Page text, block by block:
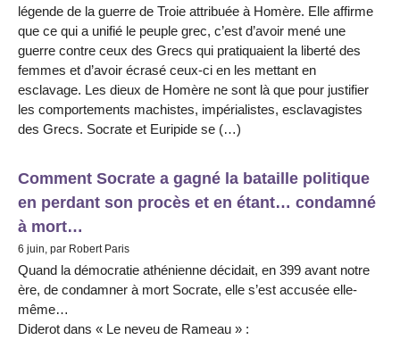
légende de la guerre de Troie attribuée à Homère. Elle affirme
que ce qui a unifié le peuple grec, c’est d’avoir mené une
guerre contre ceux des Grecs qui pratiquaient la liberté des
femmes et d’avoir écrasé ceux-ci en les mettant en
esclavage. Les dieux de Homère ne sont là que pour justifier
les comportements machistes, impérialistes, esclavagistes
des Grecs. Socrate et Euripide se (…)
Comment Socrate a gagné la bataille politique
en perdant son procès et en étant… condamné
à mort…
6 juin, par Robert Paris
Quand la démocratie athénienne décidait, en 399 avant notre
ère, de condamner à mort Socrate, elle s’est accusée elle-
même…
Diderot dans « Le neveu de Rameau » :